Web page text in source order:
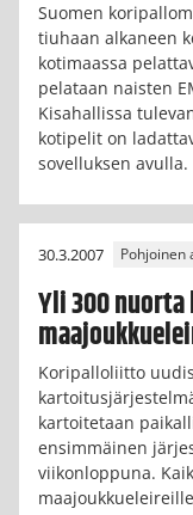
Suomen
tiuhaan alkaneen
kotimaassa
pelataan naisten
Kisahallissa
kotipelit on
sovelluksen avulla.
30.3.2007 Pohjoinen
Yli 300
Koripalloliitto
kartoitetaan
ensimmäinen
viikonloppuna.